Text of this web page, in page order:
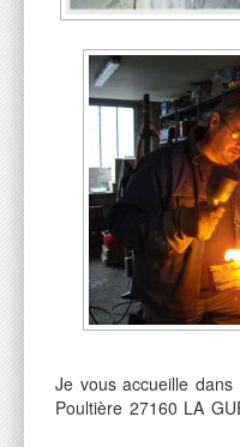
Je vous accueille
Poultière 27160 LA